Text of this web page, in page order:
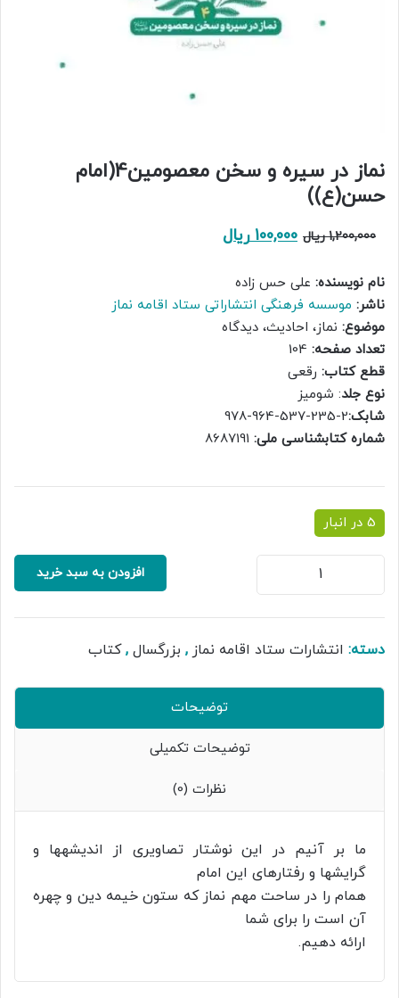
نماز در سیره و سخن معصومین4(امام
حسن(ع))
1,200,000 ریال قیمت
1,200,000 ریال
بود.
100,000 ریال
نام نویسنده: علی حس زاده
ناشر: موسسه فرهنگی انتشاراتی ستاد اقامه نماز
موضوع: نماز، احادیث، دیدگاه
تعداد صفحه:
قطع کتاب: رقعی
نوع جلد: شومیز
شابک:2-235-537-964-978
شماره کتابشناسی ملی:
5 در انبار
نماز
سیره
و
معصومین4(امام
عدد
افزودن به سبد خرید
دسته: انتشارات ستاد اقامه نماز , بزرگسال ,کتاب
توضیحات
توضیحات تکمیلی
نظرات (0)
ما بر آنیم در این نوشتار تصاویری از اندیشهها و
گرایشها و رفتارهای این امام
همام را در ساحت مهم نماز که ستون خیمه دین و چهره
آن است را برای شما
ارائه دهیم.